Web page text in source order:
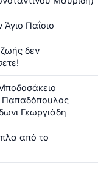
Παΐσιο
δεν
Παπαδόπουλος
Γεωργιάδη
από το